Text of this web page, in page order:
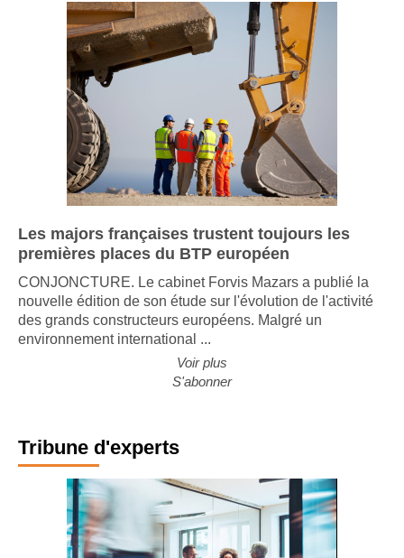
Les majors françaises trustent toujours les
premières places du BTP européen
CONJONCTURE. Le cabinet Forvis Mazars a publié la
nouvelle édition de son étude sur l'évolution de l'activité
des grands constructeurs européens. Malgré un
environnement international ...
Voir plus
S'abonner
Tribune d'experts